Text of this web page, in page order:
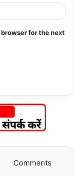
for the next
Comments